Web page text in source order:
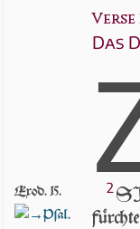
Verse
Das
Exod. 15.
Pſal.
2